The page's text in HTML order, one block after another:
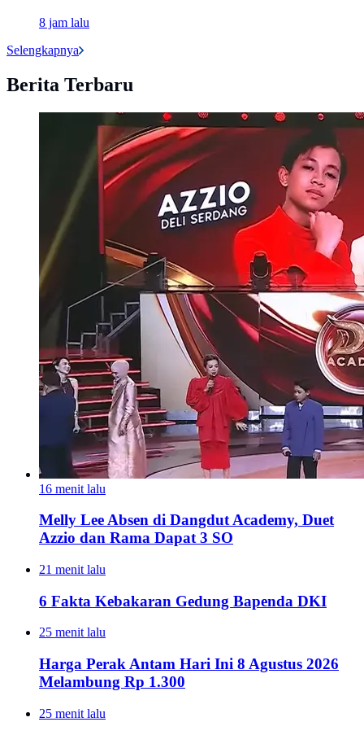
8 jam lalu
Selengkapnya
Berita Terbaru
16 menit lalu
Melly Lee Absen di Dangdut Academy, Duet
Azzio dan Rama Dapat 3 SO
21 menit lalu
6 Fakta Kebakaran Gedung Bapenda DKI
25 menit lalu
Harga Perak Antam Hari Ini 8 Agustus 2026
Melambung Rp 1.300
25 menit lalu